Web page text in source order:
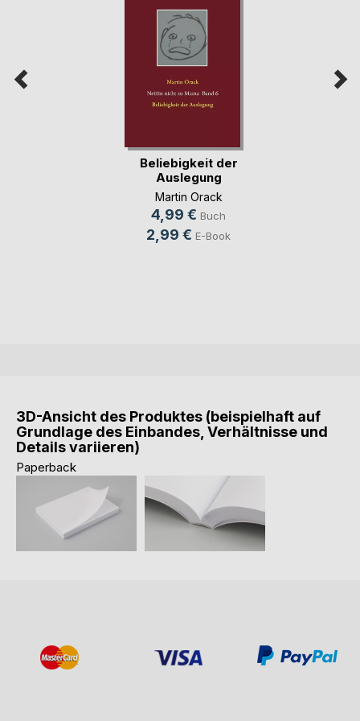
Beliebigkeit der
Auslegung
Martin Orack
4,99 € Buch
2,99 € E-Book
3D-Ansicht des Produktes (beispielhaft auf
Grundlage des Einbandes, Verhältnisse und
Details variieren)
Paperback